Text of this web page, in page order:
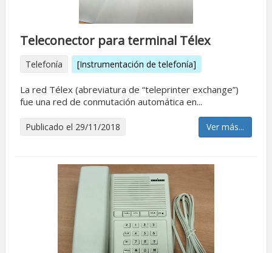
Teleconector para terminal Télex
Telefonía [Instrumentación de telefonía]
La red Télex (abreviatura de “teleprinter exchange”)
fue una red de conmutación automática en...
Publicado el 29/11/2018 Ver más...